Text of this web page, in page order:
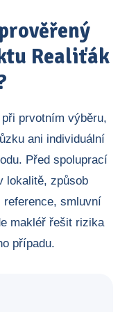
Realiťák
prvotním výběru,
ani individuální
Před spoluprací
lokalitě, způsob
reference, smluvní
makléř řešit rizika
případu.